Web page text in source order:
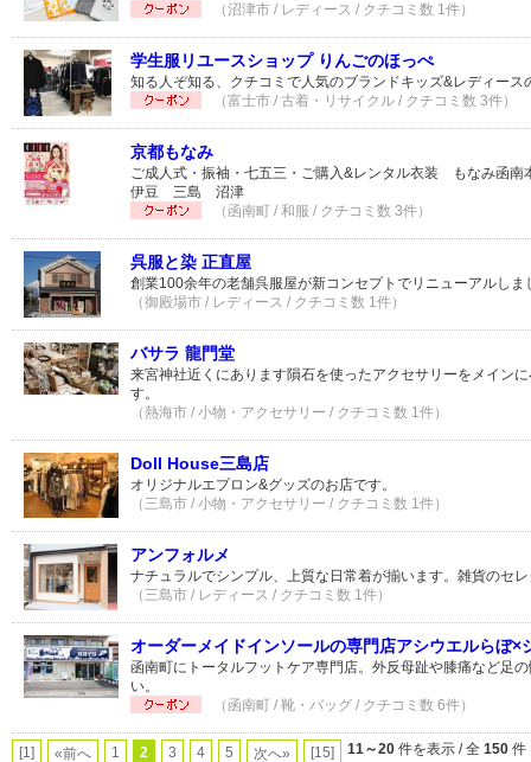
（沼津市 / レディース / クチコミ数 1件）
学生服リユースショップ りんごのほっぺ
知る人ぞ知る、クチコミで人気のブランドキッズ&レディース
（富士市 / 古着・リサイクル / クチコミ数 3件）
京都もなみ
ご成人式・振袖・七五三・ご購入&レンタル衣装 もなみ函
伊豆 三島 沼津
（函南町 / 和服 / クチコミ数 3件）
呉服と染 正直屋
創業100余年の老舗呉服屋が新コンセプトでリニューアルしま
（御殿場市 / レディース / クチコミ数 1件）
バサラ 龍門堂
来宮神社近くにあります隕石を使ったアクセサリーをメイン
す。
（熱海市 / 小物・アクセサリー / クチコミ数 1件）
Doll House三島店
オリジナルエプロン&グッズのお店です。
（三島市 / 小物・アクセサリー / クチコミ数 1件）
アンフォルメ
ナチュラルでシンプル、上質な日常着が揃います。雑貨のセ
（三島市 / レディース / クチコミ数 1件）
オーダーメイドインソールの専門店アシウエルらぼ×
函南町にトータルフットケア専門店。外反母趾や膝痛など足
い。
（函南町 / 靴・バッグ / クチコミ数 6件）
[1] «前へ 1 2 3 4 5 次へ» [15] 11～20 件を表示 / 全 150 件